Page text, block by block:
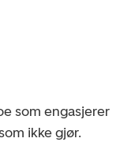
som engasjerer
ikke gjør.